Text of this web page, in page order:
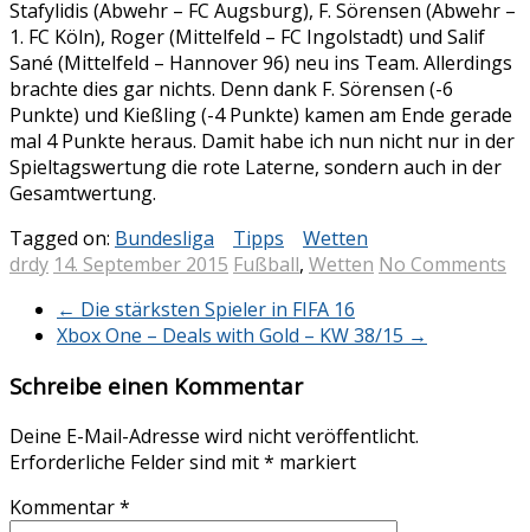
Stafylidis (Abwehr – FC Augsburg), F. Sörensen (Abwehr –
1. FC Köln), Roger (Mittelfeld – FC Ingolstadt) und Salif
Sané (Mittelfeld – Hannover 96) neu ins Team. Allerdings
brachte dies gar nichts. Denn dank F. Sörensen (-6
Punkte) und Kießling (-4 Punkte) kamen am Ende gerade
mal 4 Punkte heraus. Damit habe ich nun nicht nur in der
Spieltagswertung die rote Laterne, sondern auch in der
Gesamtwertung.
Tagged on: Bundesliga Tipps
Wetten
drdy 14. September 2015 Fußball, Wetten No Comments
← Die stärksten Spieler in FIFA 16
Xbox One – Deals with Gold – KW 38/15 →
Schreibe einen Kommentar
Deine E-Mail-Adresse wird nicht veröffentlicht.
Erforderliche Felder sind mit* markiert
Kommentar*